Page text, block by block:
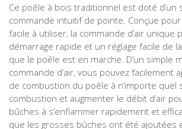
Ce poêle à bois traditionnel est doté d’un
commande intuitif de pointe. Conçue
facile à utiliser, la commande d’air unique
démarrage rapide et un réglage facile de
que le poêle est en marche. D’un simple
commande d’air, vous pouvez facilement
de combustion du poêle à n’importe quel
combustion et augmenter le débit d’air
bûches à s’enflammer rapidement et
que les grosses bûches ont été ajoutées